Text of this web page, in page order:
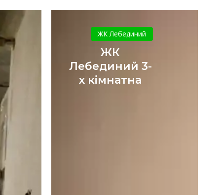
Лебединий
3-
кімнатна
ЖК Лебединий
ЖК
Лебединий 3-
х кімнатна